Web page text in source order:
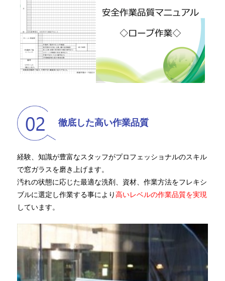
徹底した高い作業品質
経験、知識が豊富なスタッフがプロフェッショナルのスキル
で窓ガラスを磨き上げます。
汚れの状態に応じた最適な洗剤、資材、作業方法をフレキシ
ブルに選定し作業する事により高いレベルの作業品質を実現
しています。